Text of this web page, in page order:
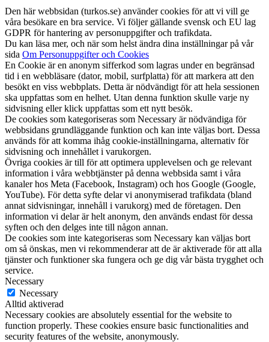
Den här webbsidan (turkos.se) använder cookies för att vi vill ge
våra besökare en bra service. Vi följer gällande svensk och EU lag
GDPR för hantering av personuppgifter och trafikdata.
Du kan läsa mer, och när som helst ändra dina inställningar på vår
sida Om Personuppgifter och Cookies
En Cookie är en anonym sifferkod som lagras under en begränsad
tid i en webbläsare (dator, mobil, surfplatta) för att markera att den
besökt en viss webbplats. Detta är nödvändigt för att hela sessionen
ska uppfattas som en helhet. Utan denna funktion skulle varje ny
sidvisning eller klick uppfattas som ett nytt besök.
De cookies som kategoriseras som Necessary är nödvändiga för
webbsidans grundläggande funktion och kan inte väljas bort. Dessa
används för att komma ihåg cookie-inställningarna, alternativ för
sidvisning och innehållet i varukorgen.
Övriga cookies är till för att optimera upplevelsen och ge relevant
information i våra webbtjänster på denna webbsida samt i våra
kanaler hos Meta (Facebook, Instagram) och hos Google (Google,
YouTube). För detta syfte delar vi anonymiserad trafikdata (bland
annat sidvisningar, innehåll i varukorg) med de företagen. Den
information vi delar är helt anonym, den används endast för dessa
syften och den delges inte till någon annan.
De cookies som inte kategoriseras som Necessary kan väljas bort
om så önskas, men vi rekommenderar att de är aktiverade för att alla
tjänster och funktioner ska fungera och ge dig vår bästa trygghet och
service.
Necessary
Necessary
Alltid aktiverad
Necessary cookies are absolutely essential for the website to
function properly. These cookies ensure basic functionalities and
security features of the website, anonymously.